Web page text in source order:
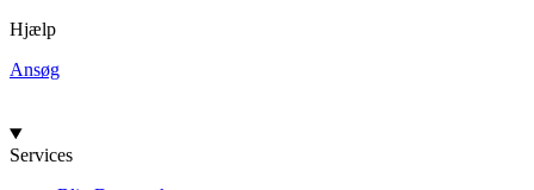
Hjælp
Ansøg
Services